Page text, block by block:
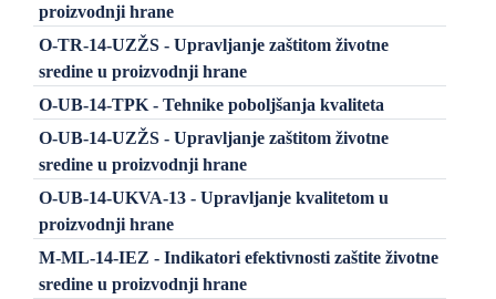
proizvodnji hrane
O-TR-14-UZŽS - Upravljanje zaštitom životne
sredine u proizvodnji hrane
O-UB-14-TPK - Tehnike poboljšanja kvaliteta
O-UB-14-UZŽS - Upravljanje zaštitom životne
sredine u proizvodnji hrane
O-UB-14-UKVA-13 - Upravljanje kvalitetom u
proizvodnji hrane
M-ML-14-IEZ - Indikatori efektivnosti zaštite životne
sredine u proizvodnji hrane